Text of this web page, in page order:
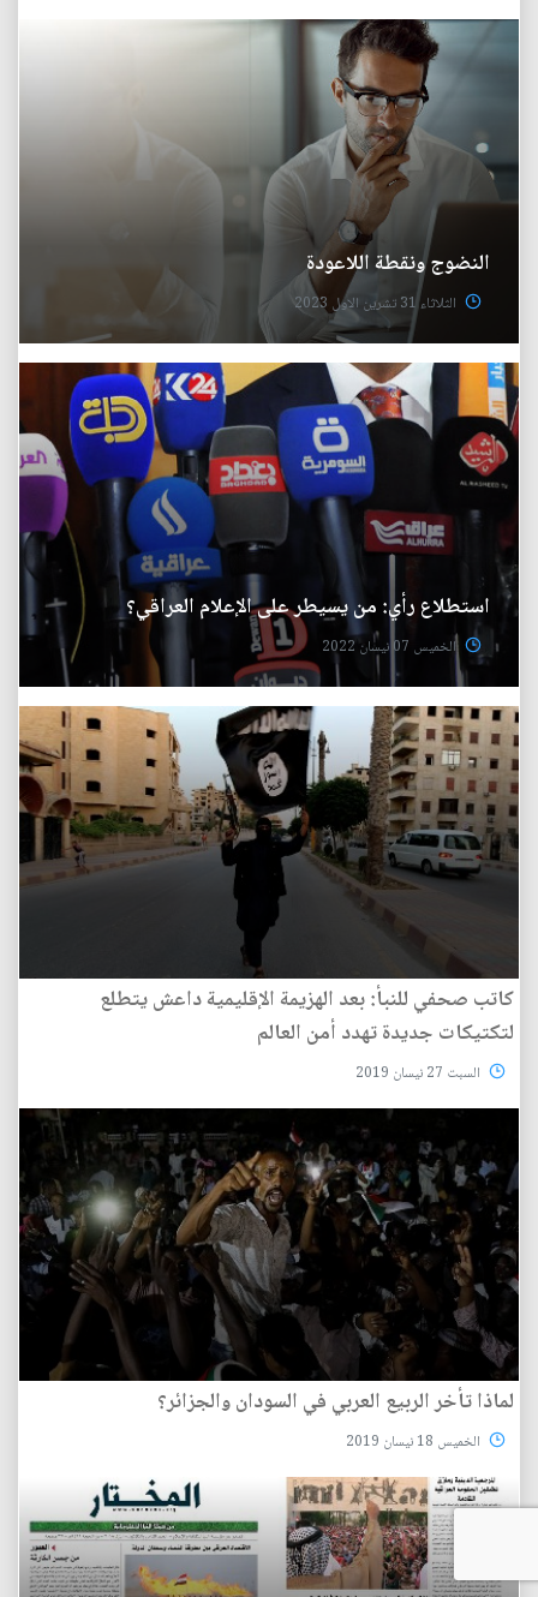
النضوج ونقطة اللاعودة
الثلاثاء 31 تشرين الاول 2023
استطلاع رأي: من يسيطر على الإعلام العراقي؟
الخميس 07 نيسان 2022
كاتب صحفي للنبأ: بعد الهزيمة الإقليمية داعش يتطلع
لتكتيكات جديدة تهدد أمن العالم
السبت 27 نيسان 2019
لماذا تأخر الربيع العربي في السودان والجزائر؟
الخميس 18 نيسان 2019